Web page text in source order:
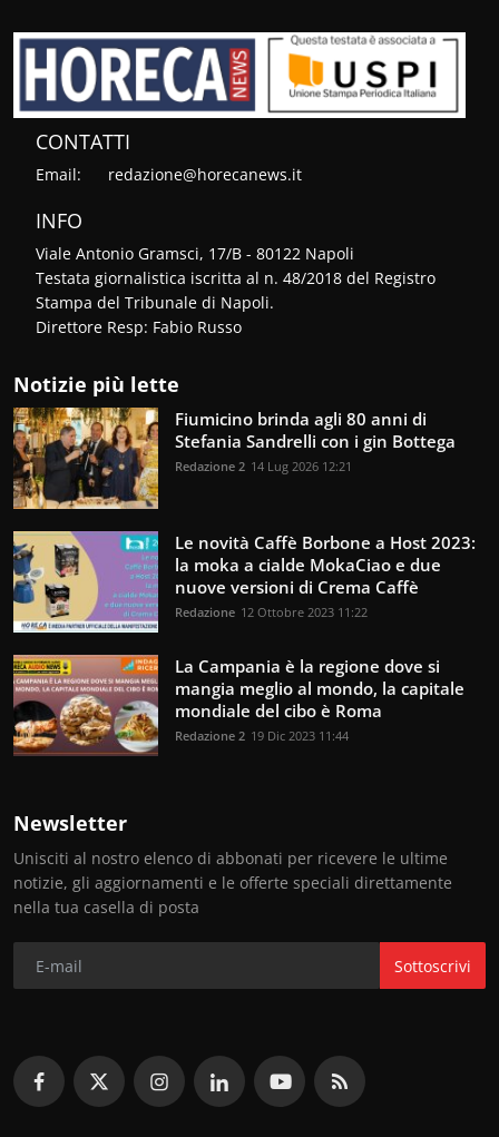
CONTATTI
Email: redazione@horecanews.it
INFO
Viale Antonio Gramsci, 17/B - 80122 Napoli
Testata giornalistica iscritta al n. 48/2018 del Registro
Stampa del Tribunale di Napoli.
Direttore Resp: Fabio Russo
Notizie più lette
Fiumicino brinda agli 80 anni di
Stefania Sandrelli con i gin Bottega
Redazione 2 14 Lug 2026 12:21
Le novità Caffè Borbone a Host 2023:
la moka a cialde MokaCiao e due
nuove versioni di Crema Caffè
Redazione 12 Ottobre 2023 11:22
La Campania è la regione dove si
mangia meglio al mondo, la capitale
mondiale del cibo è Roma
Redazione 2 19 Dic 2023 11:44
Newsletter
Unisciti al nostro elenco di abbonati per ricevere le ultime
notizie, gli aggiornamenti e le offerte speciali direttamente
nella tua casella di posta
Sottoscrivi